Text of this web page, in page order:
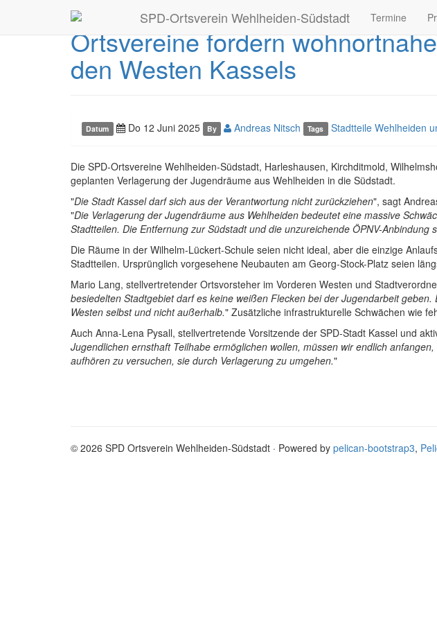
SPD-Ortsverein Wehlheiden-Südstadt Termine
Ortsvereine fordern
den Westen Kassels
Datum Do 12 Juni 2025 By Andreas Nitsch Tags Stadtteile Wehlheiden
Die SPD-Ortsvereine Wehlheiden-Südstadt, Harleshausen, Kirchditmold,
geplanten Verlagerung der Jugendräume aus Wehlheiden in die Südstadt.
"Die Stadt Kassel darf sich aus der Verantwortung nicht zurückziehen", sagt
"Die Verlagerung der Jugendräume aus Wehlheiden bedeutet eine massive
Stadtteilen. Die Entfernung zur Südstadt und die unzureichende ÖPNV-Anbindung
Die Räume in der Wilhelm-Lückert-Schule seien nicht ideal, aber die einzige
Stadtteilen. Ursprünglich vorgesehene Neubauten am Georg-Stock-Platz seien
Mario Lang, stellvertretender Ortsvorsteher im Vorderen Westen und
besiedelten Stadtgebiet darf es keine weißen Flecken bei der Jugendarbeit
Westen selbst und nicht außerhalb." Zusätzliche infrastrukturelle Schwächen wie
Auch Anna-Lena Pysall, stellvertretende Vorsitzende der SPD-Stadt Kassel und
Jugendlichen ernsthaft Teilhabe ermöglichen wollen, müssen wir endlich
aufhören zu versuchen, sie durch Verlagerung zu umgehen."
© 2026 SPD Ortsverein Wehlheiden-Südstadt · Powered by pelican-bootstrap3,